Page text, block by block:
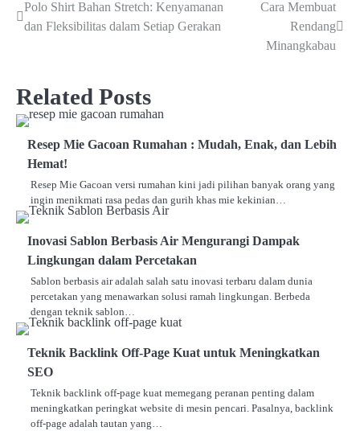
Navigasi
Polo Shirt Bahan Stretch: Kenyamanan
dan Fleksibilitas dalam Setiap Gerakan
Cara Membuat
Rendang
Minangkabau
Related Posts
Resep Mie Gacoan Rumahan : Mudah, Enak, dan Lebih
Hemat!
Resep Mie Gacoan versi rumahan kini jadi pilihan banyak orang yang
ingin menikmati rasa pedas dan gurih khas mie kekinian…
Inovasi Sablon Berbasis Air Mengurangi Dampak
Lingkungan dalam Percetakan
Sablon berbasis air adalah salah satu inovasi terbaru dalam dunia
percetakan yang menawarkan solusi ramah lingkungan. Berbeda
dengan teknik sablon…
Teknik Backlink Off-Page Kuat untuk Meningkatkan
SEO
Teknik backlink off-page kuat memegang peranan penting dalam
meningkatkan peringkat website di mesin pencari. Pasalnya, backlink
off-page adalah tautan yang…